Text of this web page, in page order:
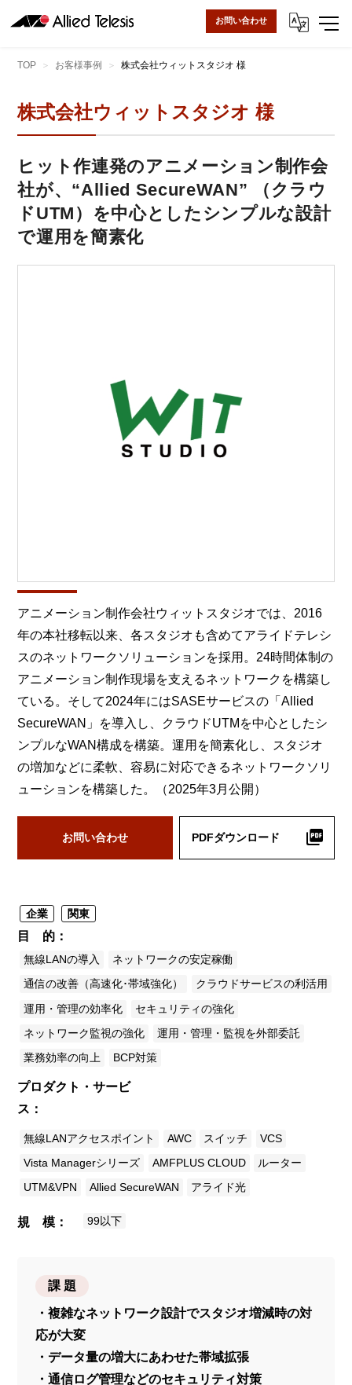
お問い合わせ
TOP お客様事例 株式会社ウィットスタジオ 様
株式会社ウィットスタジオ 様
ヒット作連発のアニメーション制作会
社が、“Allied SecureWAN” （クラウ
ドUTM）を中心としたシンプルな設計
で運用を簡素化
アニメーション制作会社ウィットスタジオでは、2016
年の本社移転以来、各スタジオも含めてアライドテレシ
スのネットワークソリューションを採用。24時間体制の
アニメーション制作現場を支えるネットワークを構築し
ている。そして2024年にはSASEサービスの「Allied
SecureWAN」を導入し、クラウドUTMを中心としたシ
ンプルなWAN構成を構築。運用を簡素化し、スタジオ
の増加などに柔軟、容易に対応できるネットワークソリ
ューションを構築した。（2025年3月公開）
お問い合わせ PDFダウンロード
企業 関東
目 的
無線LANの導入
ネットワークの安定稼働
通信の改善（高速化･帯域強化）
クラウドサービスの利活用
運用・管理の効率化
セキュリティの強化
ネットワーク監視の強化
運用・管理・監視を外部委託
業務効率の向上
BCP対策
プロダクト・サービ
ス
無線LANアクセスポイント AWC スイッチ
VCS
Vista Managerシリーズ
AMFPLUS CLOUD
ルーター
UTM&VPN
Allied SecureWAN アライド光
規 模 99以下
課 題
・複雑なネットワーク設計でスタジオ増減時の対
応が大変
・データ量の増大にあわせた帯域拡張
・通信ログ管理などのセキュリティ対策